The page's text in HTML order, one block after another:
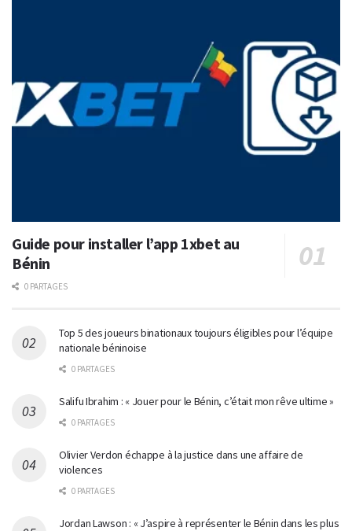
Guide pour installer l’app 1xbet au
Bénin
0 PARTAGES
Top 5 des joueurs binationaux toujours éligibles pour l’équipe
nationale béninoise
0 PARTAGES
Salifu Ibrahim : « Jouer pour le Bénin, c’était mon rêve ultime »
0 PARTAGES
Olivier Verdon échappe à la justice dans une affaire de
violences
0 PARTAGES
Jordan Lawson : « J’aspire à représenter le Bénin dans les plus